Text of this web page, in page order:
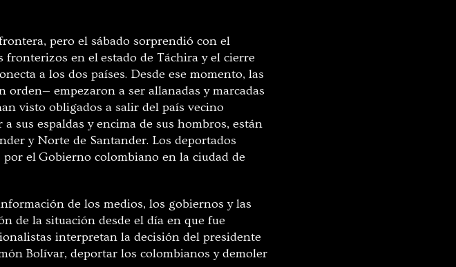
pero el sábado sorprendió con el
en el estado de Táchira y el cierre
a los dos países. Desde ese momento, las
orden— empezaron a ser allanadas y marcadas
visto obligados a salir del país vecino
sus espaldas y encima de sus hombros, están
y Norte de Santander. Los deportados
el Gobierno colombiano en la ciudad de
de los medios, los gobiernos y las
de la situación desde el día en que fue
interpretan la decisión del presidente
Bolívar, deportar los colombianos y demoler